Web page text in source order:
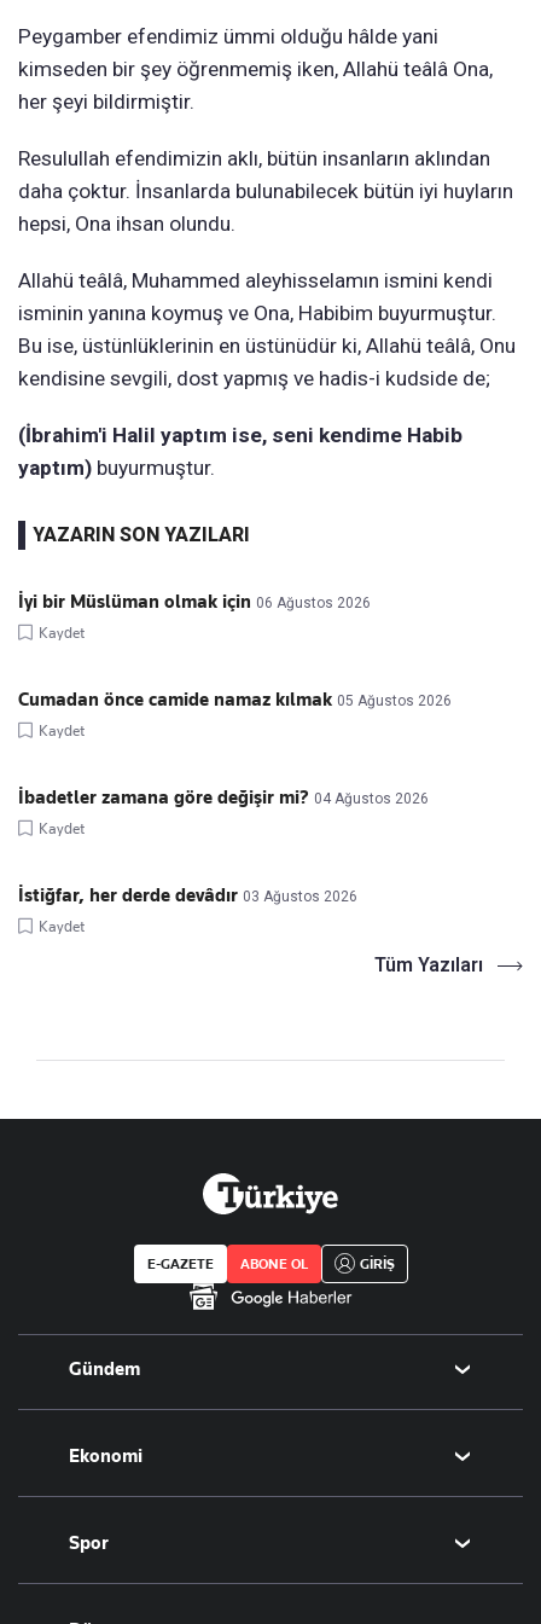
Peygamber efendimiz ümmi olduğu hâlde yani
kimseden bir şey öğrenmemiş iken, Allahü teâlâ Ona,
her şeyi bildirmiştir.
Resulullah efendimizin aklı, bütün insanların aklından
daha çoktur. İnsanlarda bulunabilecek bütün iyi huyların
hepsi, Ona ihsan olundu.
Allahü teâlâ, Muhammed aleyhisselamın ismini kendi
isminin yanına koymuş ve Ona, Habibim buyurmuştur.
Bu ise, üstünlüklerinin en üstünüdür ki, Allahü teâlâ, Onu
kendisine sevgili, dost yapmış ve hadis-i kudside de;
(İbrahim'i Halil yaptım ise, seni kendime Habib
yaptım) buyurmuştur.
YAZARIN SON YAZILARI
İyi bir Müslüman olmak için 06 Ağustos 2026
Kaydet
Cumadan önce camide namaz kılmak 05 Ağustos 2026
Kaydet
İbadetler zamana göre değişir mi? 04 Ağustos 2026
Kaydet
İstiğfar, her derde devâdır 03 Ağustos 2026
Kaydet
Tüm Yazıları
E-GAZETE ABONE OL GİRİŞ
Gündem
Politika
Eğitim
Ekonomi
Borsa
Altın
Döviz
Spor
Futbol